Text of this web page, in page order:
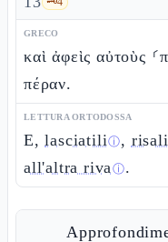
GRECO
καὶ ἀφεὶς αὐτοὺς
πέραν.
LETTURA ORTODOSSA
E,lasciatiliⓘ,
all'altra rivaⓘ.